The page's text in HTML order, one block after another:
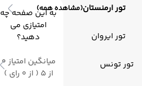
تور ارمنستان(مشاهده همه)
تور ایروان
تور تونس
به این صفحه چه
امتیازی می
دهید؟
میانگین امتیاز 0
از 5 ( از 0 رای )